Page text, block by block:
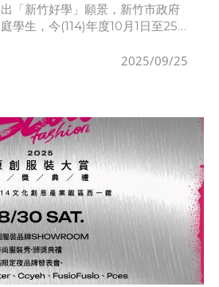
「新竹好學」願景，新竹市政府
學生，今(114)年度10月1日至25
入戶學生均可申請助學金，國
2025/09/25